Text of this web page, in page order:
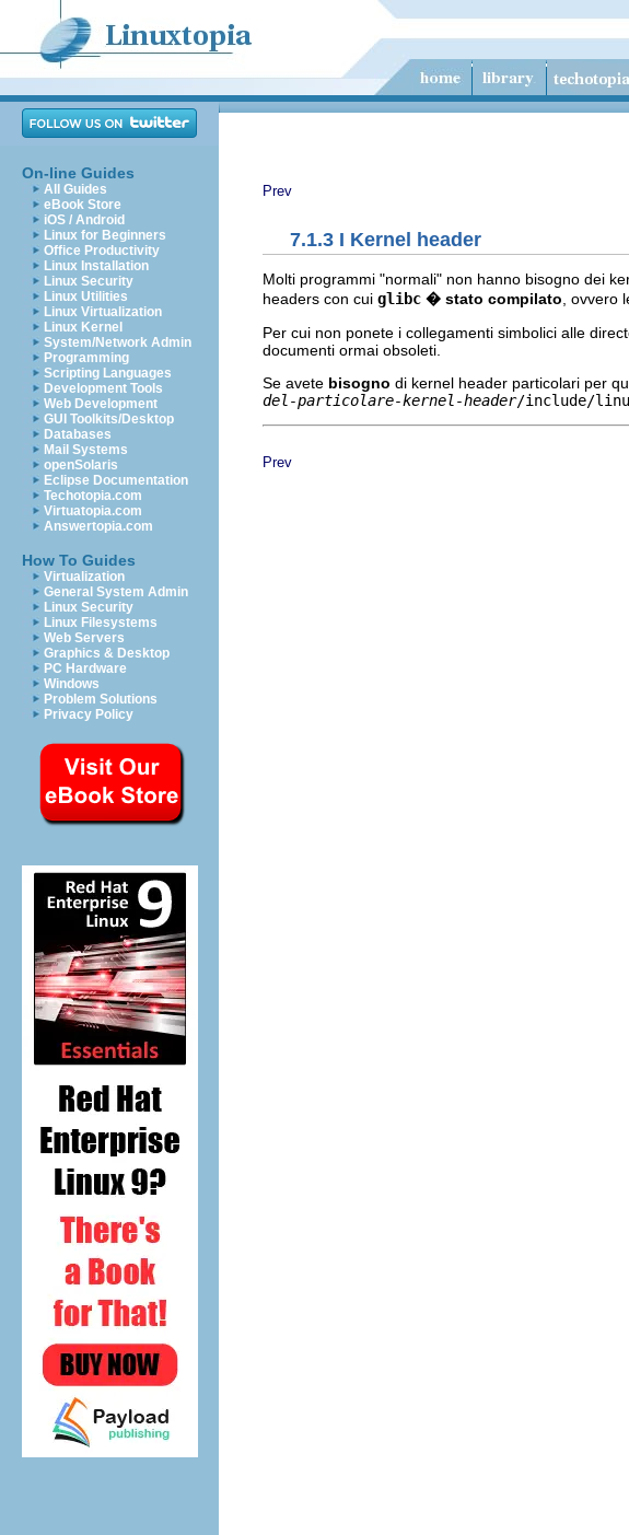
On-line Guides
All Guides
eBook Store
iOS / Android
Linux for Beginners
Office Productivity
Linux Installation
Linux Security
Linux Utilities
Linux Virtualization
Linux Kernel
System/Network Admin
Programming
Scripting Languages
Development Tools
Web Development
GUI Toolkits/Desktop
Databases
Mail Systems
openSolaris
Eclipse Documentation
Techotopia.com
Virtuatopia.com
Answertopia.com
How To Guides
Virtualization
General System Admin
Linux Security
Linux Filesystems
Web Servers
Graphics & Desktop
PC Hardware
Windows
Problem Solutions
Privacy Policy
Prev
7.1.3 I Kernel header
Molti programmi "normali" non hanno bisogno dei
headers con cui glibc � stato compilato , ovvero
Per cui non ponete i collegamenti simbolici alle
documenti ormai obsoleti.
Se avete bisogno di kernel header particolari per
del-particolare-kernel-header/include/
Prev